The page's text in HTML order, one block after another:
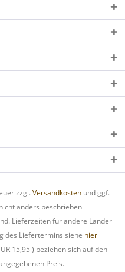
zzgl. Versandkosten und ggf.
anders beschrieben
Lieferzeiten für andere Länder
des Liefertermins siehe hier
15,95) beziehen sich auf den
Preis.